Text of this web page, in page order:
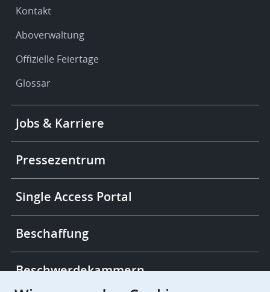
Kontakt
Aboverwaltung
Offizielle Feiertage
Glossar
More
links
Jobs & Karriere
Pressezentrum
Single Access Portal
Beschaffung
Beschwerdekammern